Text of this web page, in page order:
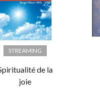
STREAMING
de la
joie